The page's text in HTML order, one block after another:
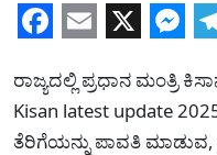
ರಾಜ್ಯದಲ್ಲಿ ಪ್ರಧಾನ ಮಂತ್ರಿ
Kisan latest update
ತೆರಿಗೆಯನ್ನು ಪಾವತಿ